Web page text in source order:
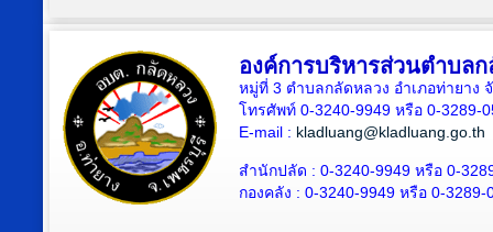
องค์การบริหารส่วนตำบลก
หมู่ที่ 3 ตำบลกลัดหลวง อำเภอท่ายาง
โทรศัพท์ 0-3240-9949 หรือ 0-3289-
E-mail : kladluang@kladluang.go.th
สำนักปลัด : 0-3240-9949 หรือ 0-
กองคลัง : 0-3240-9949 หรือ 0-3289-